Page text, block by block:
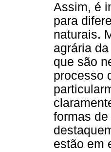
Assim, é
para
naturais.
agrária
que são
processo
formas
estão em